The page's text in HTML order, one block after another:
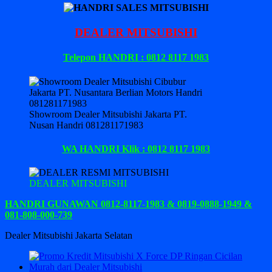
DEALER MITSUBISHI
Telepon HANDRI : 0812 8117 1983
Showroom Dealer Mitsubishi Jakarta PT.
Nusan Handri 081281171983
WA HANDRI Klik : 0812 8117 1983
DEALER MITSUBISHI
HANDRI GUNAWAN 0812-8117-1983 & 0819-0888-1949 &
081-808-000-739
Dealer Mitsubishi Jakarta Selatan